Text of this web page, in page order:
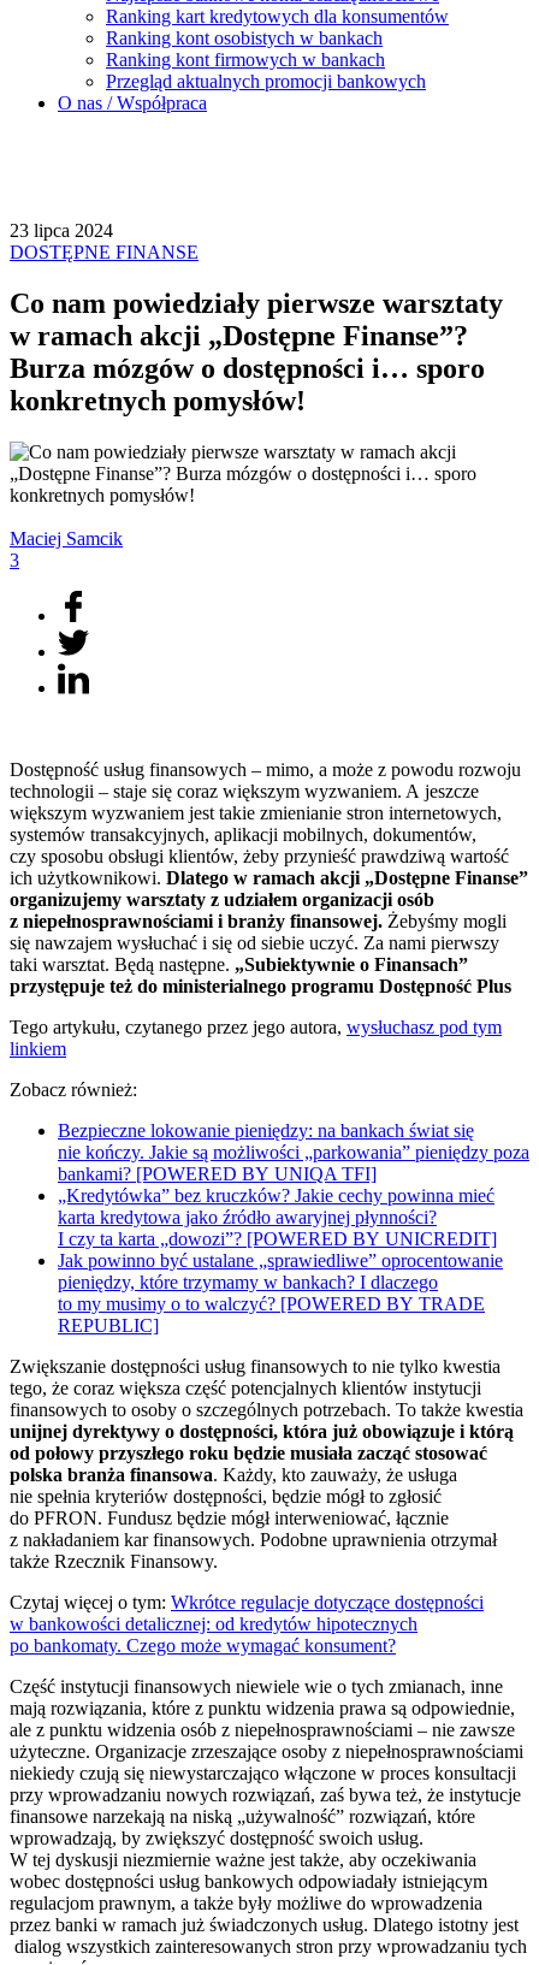
Ranking kart kredytowych dla konsumentów
Ranking kont osobistych w bankach
Ranking kont firmowych w bankach
Przegląd aktualnych promocji bankowych
O nas / Współpraca
23 lipca 2024
DOSTĘPNE FINANSE
Co nam powiedziały pierwsze warsztaty
w ramach akcji „Dostępne Finanse”?
Burza mózgów o dostępności i… sporo
konkretnych pomysłów!
Maciej Samcik
3
Dostępność usług finansowych – mimo, a może z powodu rozwoju
technologii – staje się coraz większym wyzwaniem. A jeszcze
większym wyzwaniem jest takie zmienianie stron internetowych,
systemów transakcyjnych, aplikacji mobilnych, dokumentów,
czy sposobu obsługi klientów, żeby przynieść prawdziwą wartość
ich użytkownikowi. Dlatego w ramach akcji „Dostępne Finanse”
organizujemy warsztaty z udziałem organizacji osób
z niepełnosprawnościami i branży finansowej. Żebyśmy mogli
się nawzajem wysłuchać i się od siebie uczyć. Za nami pierwszy
taki warsztat. Będą następne. „Subiektywnie o Finansach”
przystępuje też do ministerialnego programu Dostępność Plus
Tego artykułu, czytanego przez jego autora, wysłuchasz pod tym
linkiem
Zobacz również:
Bezpieczne lokowanie pieniędzy: na bankach świat się
nie kończy. Jakie są możliwości „parkowania” pieniędzy poza
bankami? [POWERED BY UNIQA TFI]
„Kredytówka” bez kruczków? Jakie cechy powinna mieć
karta kredytowa jako źródło awaryjnej płynności?
I czy ta karta „dowozi”? [POWERED BY UNICREDIT]
Jak powinno być ustalane „sprawiedliwe” oprocentowanie
pieniędzy, które trzymamy w bankach? I dlaczego
to my musimy o to walczyć? [POWERED BY TRADE
REPUBLIC]
Zwiększanie dostępności usług finansowych to nie tylko kwestia
tego, że coraz większa część potencjalnych klientów instytucji
finansowych to osoby o szczególnych potrzebach. To także kwestia
unijnej dyrektywy o dostępności, która już obowiązuje i którą
od połowy przyszłego roku będzie musiała zacząć stosować
polska branża finansowa. Każdy, kto zauważy, że usługa
nie spełnia kryteriów dostępności, będzie mógł to zgłosić
do PFRON. Fundusz będzie mógł interweniować, łącznie
z nakładaniem kar finansowych. Podobne uprawnienia otrzymał
także Rzecznik Finansowy.
Czytaj więcej o tym: Wkrótce regulacje dotyczące dostępności
w bankowości detalicznej: od kredytów hipotecznych
po bankomaty. Czego może wymagać konsument?
Część instytucji finansowych niewiele wie o tych zmianach, inne
mają rozwiązania, które z punktu widzenia prawa są odpowiednie,
ale z punktu widzenia osób z niepełnosprawnościami – nie zawsze
użyteczne. Organizacje zrzeszające osoby z niepełnosprawnościami
niekiedy czują się niewystarczająco włączone w proces konsultacji
przy wprowadzaniu nowych rozwiązań, zaś bywa też, że instytucje
finansowe narzekają na niską „używalność” rozwiązań, które
wprowadzają, by zwiększyć dostępność swoich usług.
W tej dyskusji niezmiernie ważne jest także, aby oczekiwania
wobec dostępności usług bankowych odpowiadały istniejącym
regulacjom prawnym, a także były możliwe do wprowadzenia
przez banki w ramach już świadczonych usług. Dlatego istotny jest
dialog wszystkich zainteresowanych stron przy wprowadzaniu tych